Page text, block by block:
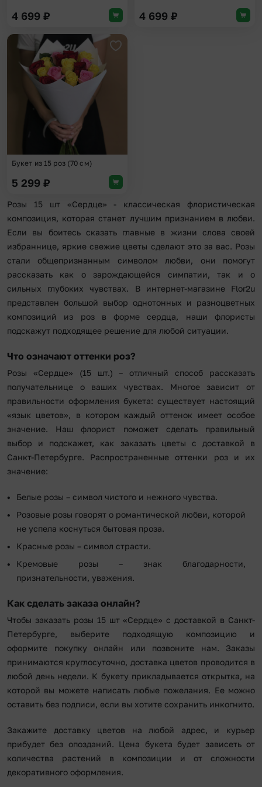
4 699 ₽ 4 699 ₽
Букет из 15 роз (70 см)
5 299 ₽
Розы 15 шт «Сердце» - классическая флористическая
композиция, которая станет лучшим признанием в любви.
Если вы боитесь сказать главные в жизни слова своей
избраннице, яркие свежие цветы сделают это за вас. Розы
стали общепризнанным символом любви, они помогут
рассказать как о зарождающейся симпатии, так и о
сильных глубоких чувствах. В интернет-магазине Flor2u
представлен большой выбор однотонных и разноцветных
композиций из роз в форме сердца, наши флористы
подскажут подходящее решение для любой ситуации.
Что означают оттенки роз?
Розы «Сердце» (15 шт.) – отличный способ рассказать
получательнице о ваших чувствах. Многое зависит от
правильности оформления букета: существует настоящий
«язык цветов», в котором каждый оттенок имеет особое
значение. Наш флорист поможет сделать правильный
выбор и подскажет, как заказать цветы с доставкой в
Санкт-Петербурге. Распространенные оттенки роз и их
значение:
Белые розы – символ чистого и нежного чувства.
Розовые розы говорят о романтической любви, которой
не успела коснуться бытовая проза.
Красные розы – символ страсти.
Кремовые розы – знак благодарности,
признательности, уважения.
Как сделать заказа онлайн?
Чтобы заказать розы 15 шт «Сердце» с доставкой в Санкт-
Петербурге, выберите подходящую композицию и
оформите покупку онлайн или позвоните нам. Заказы
принимаются круглосуточно, доставка цветов проводится в
любой день недели. К букету прикладывается открытка, на
которой вы можете написать любые пожелания. Ее можно
оставить без подписи, если вы хотите сохранить инкогнито.
Закажите доставку цветов на любой адрес, и курьер
прибудет без опозданий. Цена букета будет зависеть от
количества растений в композиции и от сложности
декоративного оформления.